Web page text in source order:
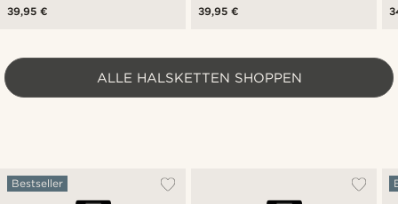
39,95 € 39,95 €
ALLE HALSKETTEN SHOPPEN
Bestseller